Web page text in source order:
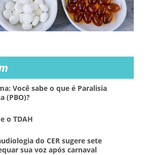
Você sabe o que é Paralisia
(PBO)?
o TDAH
do CER sugere sete
sua voz após carnaval